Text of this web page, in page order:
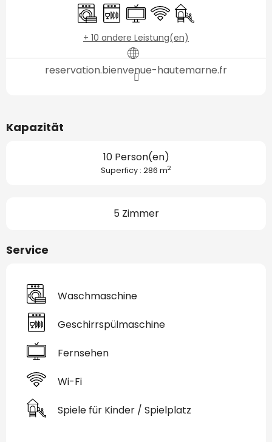
Waschmaschine
Geschirrspülmaschine
Fernsehen
Wi-Fi Spiele für Kinder /
+ 10 andere Leistung(en)
reservation.bienvenue-hautemarne.fr
Kapazität
10 Person(en)
Superficy : 286 m2
5 Zimmer
Service
Waschmaschine
Geschirrspülmaschine
Fernsehen
Wi-Fi
Spiele für Kinder / Spielplatz